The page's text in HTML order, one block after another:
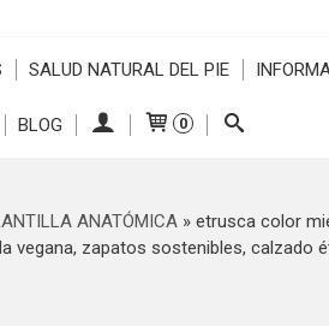
SALUD NATURAL DEL PIE
BLOG 0
ANATÓMICA» etrusca color
vegana, zapatos sostenibles, calzado